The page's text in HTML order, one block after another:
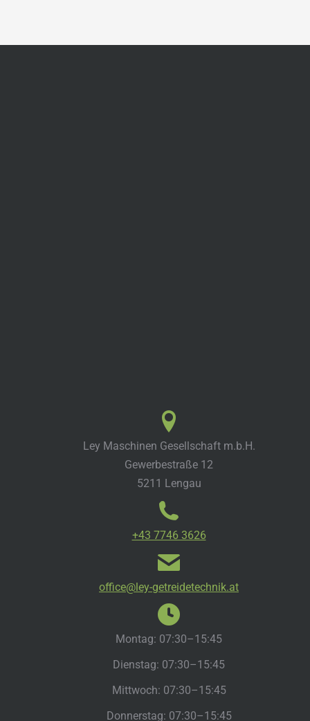
Ley Maschinen Gesellschaft m.b.H.
Gewerbestraße 12
5211 Lengau
+43 7746 3626
office@ley-getreidetechnik.at
Montag: 07:30–15:45
Dienstag: 07:30–15:45
Mittwoch: 07:30–15:45
Donnerstag: 07:30–15:45